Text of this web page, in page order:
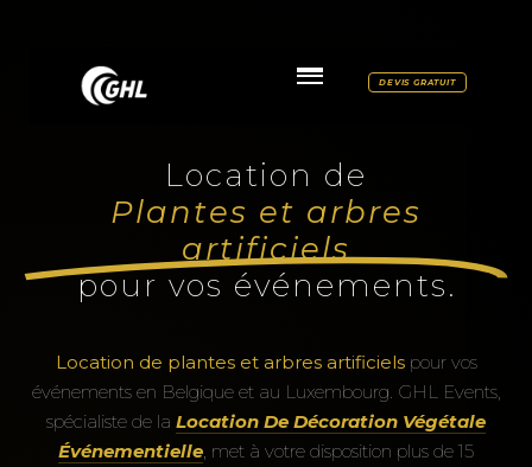
DEVIS GRATUIT
Location de
Plantes et arbres
artificiels
pour vos événements.
Location de plantes et arbres artificielspour vos
événements en Belgique et au Luxembourg. GHL Events,
spécialiste de la Location De Décoration Végétale
Événementielle, met à votre disposition plus de 15